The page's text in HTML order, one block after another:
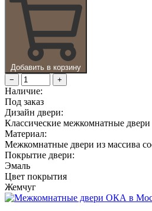
Добавить в корзину
−
+
Наличие:
Под заказ
Дизайн двери:
Классические межкомнатные двери
Материал:
Межкомнатные двери из массива
Покрытие двери:
Эмаль
Цвет покрытия
Жемчуг